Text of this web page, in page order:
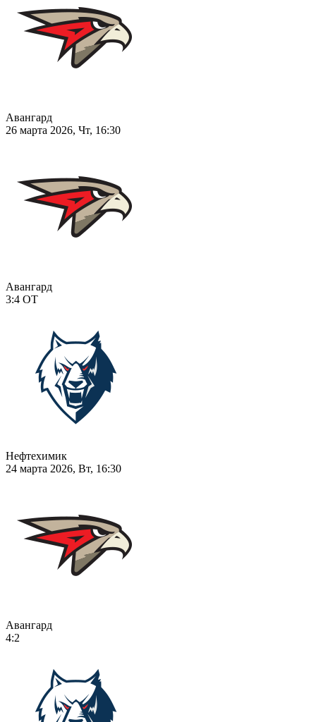
Авангард
26 марта 2026, Чт, 16:30
Авангард
3:4 ОТ
Нефтехимик
24 марта 2026, Вт, 16:30
Авангард
4:2